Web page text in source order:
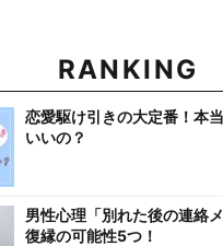
RANKING
恋愛駆け引きの大定番！本
いいの？
男性心理「別れた後の連絡
復縁の可能性5つ！